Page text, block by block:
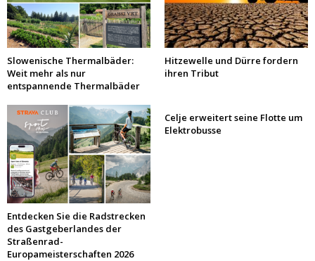
Slowenische Thermalbäder:
Weit mehr als nur
entspannende Thermalbäder
Hitzewelle und Dürre fordern
ihren Tribut
Entdecken Sie die Radstrecken
des Gastgeberlandes der
Straßenrad-
Europameisterschaften 2026
Celje erweitert seine Flotte um
Elektrobusse